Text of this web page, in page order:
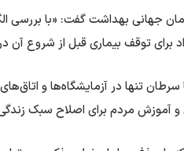
جهانی بهداشت گفت: «با
توقف بیماری قبل از شروع آن در
سرطان تنها در آزمایشگاه‌ها و
آموزش مردم برای اصلاح سبک